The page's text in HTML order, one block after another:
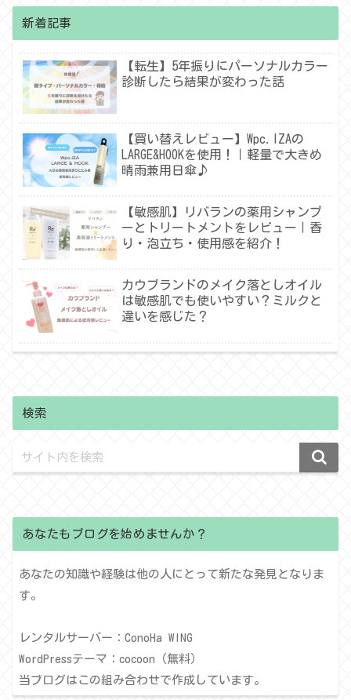
新着記事
【転生】5年振りにパーソナルカラー
診断したら結果が変わった話
【買い替えレビュー】Wpc.IZAの
LARGE&HOOKを使用！｜軽量で大きめ
晴雨兼用日傘♪
【敏感肌】リバランの薬用シャンプ
ーとトリートメントをレビュー｜香
り・泡立ち・使用感を紹介！
カウブランドのメイク落としオイル
は敏感肌でも使いやすい？ミルクと
違いを感じた？
検索
あなたもブログを始めませんか？
あなたの知識や経験は他の人にとって新たな発見となりま
す。
レンタルサーバー：ConoHa WING
WordPressテーマ：cocoon（無料）
当ブログはこの組み合わせで作成しています。